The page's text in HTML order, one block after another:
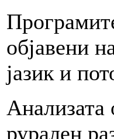
објавени
јазик и
Анализата
рурален